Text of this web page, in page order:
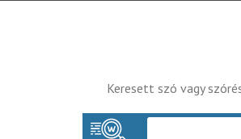
Keresett szó vagy